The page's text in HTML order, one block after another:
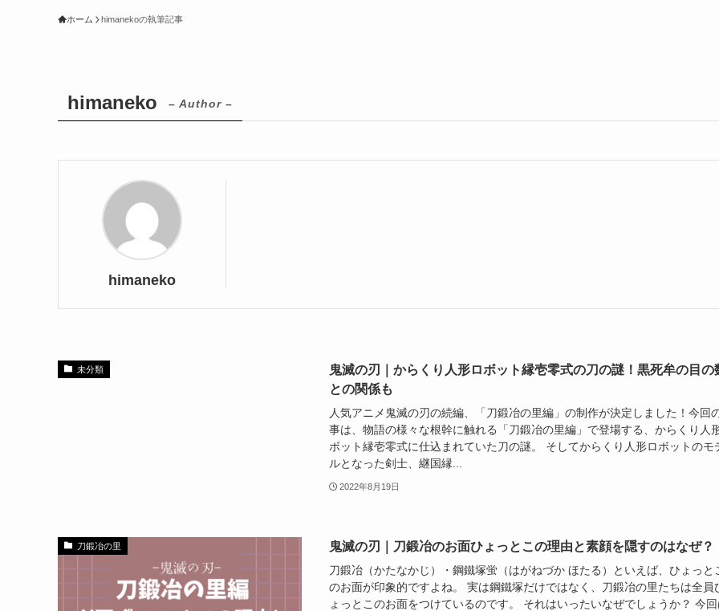
ホーム himanekoの執筆記事
himaneko – Author –
himaneko
未分類
鬼滅の刃｜からくり人形ロボット縁壱零式の刀の謎！黒死牟の目の
との関係も
人気アニメ鬼滅の刃の続編、「刀鍛冶の里編」の制作が決定しました！今回
事は、物語の様々な根幹に触れる「刀鍛冶の里編」で登場する、からくり人
ボット縁壱零式に仕込まれていた刀の謎。 そしてからくり人形ロボットのモ
ルとなった剣士、継国縁...
2022年8月19日
刀鍛冶の里 鬼滅の刃｜刀鍛冶のお面ひょっとこの理由と素顔を隠すのはなぜ？
刀鍛冶（かたなかじ）・鋼鐵塚蛍（はがねづか ほたる）といえば、ひょっと
のお面が印象的ですよね。 実は鋼鐵塚だけではなく、刀鍛冶の里たちは全員
ょっとこのお面をつけているのです。 それはいったいなぜでしょうか？ 今回